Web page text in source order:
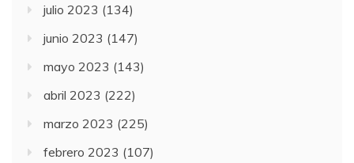
julio 2023 (134)
junio 2023 (147)
mayo 2023 (143)
abril 2023 (222)
marzo 2023 (225)
febrero 2023 (107)